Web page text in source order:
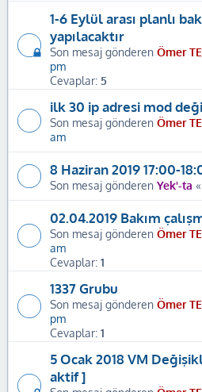
1-6 Eylül arası planlı
yapılacaktır
Son mesaj gönderen Ömer
pm
Cevaplar: 5
ilk 30 ip adresi mod
Son mesaj gönderen Ömer
am
8 Haziran 2019 17:00-
Son mesaj gönderen Yek'-ta «
02.04.2019 Bakım
Son mesaj gönderen Ömer
am
Cevaplar: 1
1337 Grubu
Son mesaj gönderen Ömer
pm
Cevaplar: 1
5 Ocak 2018 VM
aktif ]